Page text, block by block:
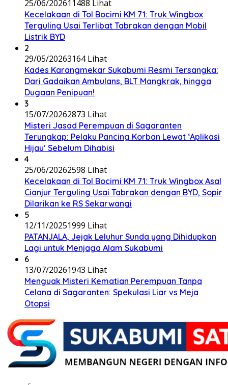
25/06/202611488 Lihat
Kecelakaan di Tol Bocimi KM 71: Truk Wingbox
Terguling Usai Terlibat Tabrakan dengan Mobil
Listrik BYD
2
29/05/20263164 Lihat
Kades Karangmekar Sukabumi Resmi Tersangka:
Dari Gadaikan Ambulans, BLT Mangkrak, hingga
Dugaan Penipuan!
3
15/07/20262873 Lihat
Misteri Jasad Perempuan di Sagaranten
Terungkap: Pelaku Pancing Korban Lewat ‘Aplikasi
Hijau’ Sebelum Dihabisi
4
25/06/20262598 Lihat
Kecelakaan di Tol Bocimi KM 71: Truk Wingbox Asal
Cianjur Terguling Usai Tabrakan dengan BYD, Sopir
Dilarikan ke RS Sekarwangi
5
12/11/20251999 Lihat
PATANJALA, Jejak Leluhur Sunda yang Dihidupkan
Lagi untuk Menjaga Alam Sukabumi
6
13/07/20261943 Lihat
Menguak Misteri Kematian Perempuan Tanpa
Celana di Sagaranten: Spekulasi Liar vs Meja
Otopsi